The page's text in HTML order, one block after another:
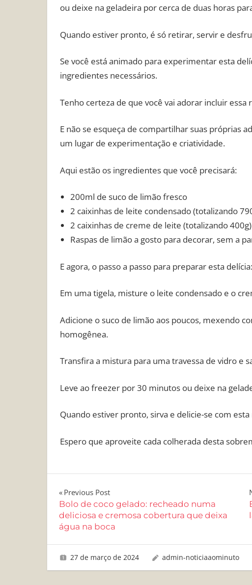
ou deixe na geladeira por cerca de duas horas
Quando estiver pronto, é só retirar, servir e
Se você está animado para experimentar esta
ingredientes necessários.
Tenho certeza de que você vai adorar incluir
E não se esqueça de compartilhar suas próprias
um lugar de experimentação e criatividade.
Aqui estão os ingredientes que você precisará:
200ml de suco de limão fresco
2 caixinhas de leite condensado (totalizando
2 caixinhas de creme de leite (totalizando 400g)
Raspas de limão a gosto para decorar, sem a
E agora, o passo a passo para preparar esta delícia:
Em uma tigela, misture o leite condensado e o
Adicione o suco de limão aos poucos, mexendo
homogênea.
Transfira a mistura para uma travessa de vidro e
Leve ao freezer por 30 minutos ou deixe na
Quando estiver pronto, sirva e delicie-se com
Espero que aproveite cada colherada desta
Navegação
de
Post
Previous Post
Bolo de coco gelado: recheado numa
deliciosa e cremosa cobertura que deixa
água na boca
27 de março de 2024 admin-noticiaaominuto